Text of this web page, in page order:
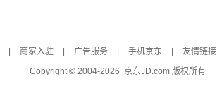
商家入驻 广告服务 手机京东 友情链接
Copyright © 2004-2026 京东JD.com 版权所有